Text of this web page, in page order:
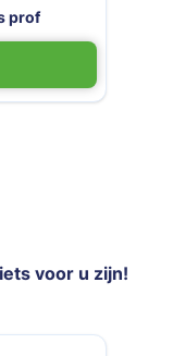
voor u zijn!
is mogelijk met